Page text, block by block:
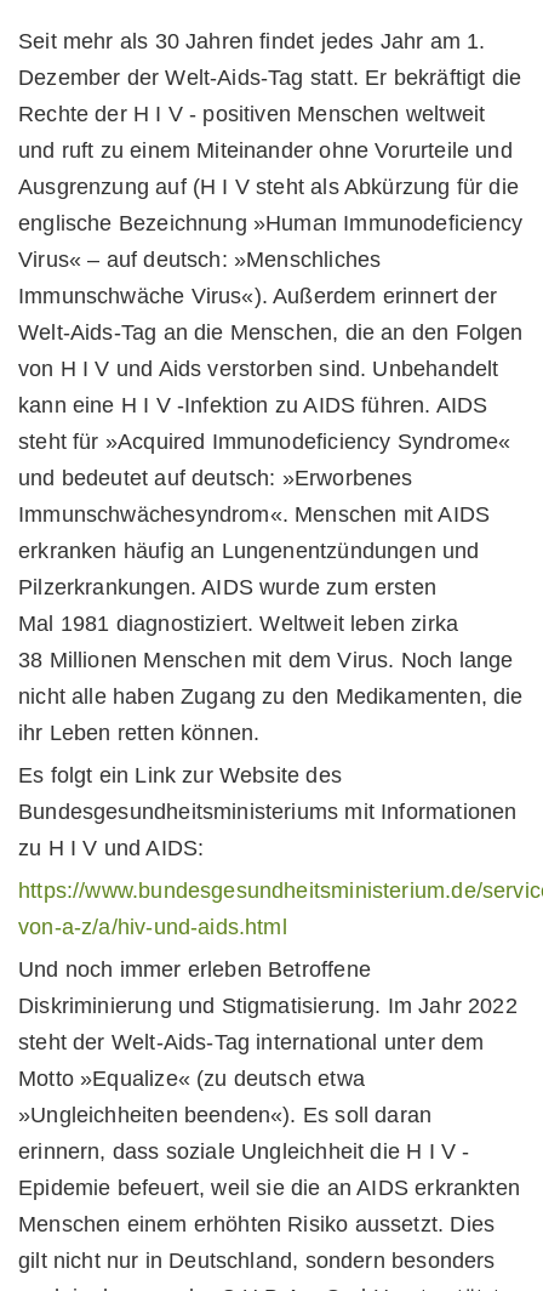
Seit mehr als 30 Jahren findet jedes Jahr am 1.
Dezember der Welt-Aids-Tag statt. Er bekräftigt die
Rechte der H I V - positiven Menschen weltweit
und ruft zu einem Miteinander ohne Vorurteile und
Ausgrenzung auf (H I V steht als Abkürzung für die
englische Bezeichnung »Human Immunodeficiency
Virus« – auf deutsch: »Menschliches
Immunschwäche Virus«). Außerdem erinnert der
Welt-Aids-Tag an die Menschen, die an den Folgen
von H I V und Aids verstorben sind. Unbehandelt
kann eine H I V -Infektion zu AIDS führen. AIDS
steht für »Acquired Immunodeficiency Syndrome«
und bedeutet auf deutsch: »Erworbenes
Immunschwächesyndrom«. Menschen mit AIDS
erkranken häufig an Lungenentzündungen und
Pilzerkrankungen. AIDS wurde zum ersten
Mal 1981 diagnostiziert. Weltweit leben zirka
38 Millionen Menschen mit dem Virus. Noch lange
nicht alle haben Zugang zu den Medikamenten, die
ihr Leben retten können.
Es folgt ein Link zur Website des
Bundesgesundheitsministeriums mit Informationen
zu H I V und AIDS:
https://www.bundesgesundheitsministerium.de/
von-a-z/a/hiv-und-aids.html
Und noch immer erleben Betroffene
Diskriminierung und Stigmatisierung. Im Jahr 2022
steht der Welt-Aids-Tag international unter dem
Motto »Equalize« (zu deutsch etwa
»Ungleichheiten beenden«). Es soll daran
erinnern, dass soziale Ungleichheit die H I V -
Epidemie befeuert, weil sie die an AIDS erkrankten
Menschen einem erhöhten Risiko aussetzt. Dies
gilt nicht nur in Deutschland, sondern besonders